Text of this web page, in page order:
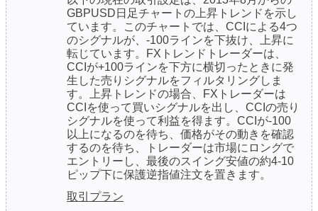
GBPUSD日足チャートの上昇トレンドを示し
ています。このチャートでは、CCIによる4つ
のシグナルが、-100ラインを下抜け、上昇に
転じています。FXトレンドトレーダーは、
CCIが+100ラインを下方に横切ったときに発
生した売りシグナルをフィルタリングしま
す。上昇トレンドの場合、FXトレーダーは
CCIを使って買いシグナルを出し、CCIの売り
シグナルを使って利益を得ます。CCIが-100
以上になるのを待ち、価格がその動きを確認
するのを待ち、トレーダーは市場にロングで
エントリーし、最後のスイング安値の約4-10
ピップ下に保護逆指値注文を置きます。
取引プラン